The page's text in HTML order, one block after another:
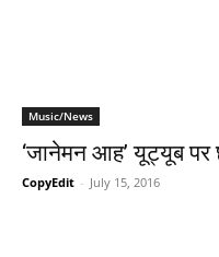
Music/News
‘जानेमन आह’ यूट्यूब पर
CopyEdit - July 15, 2016